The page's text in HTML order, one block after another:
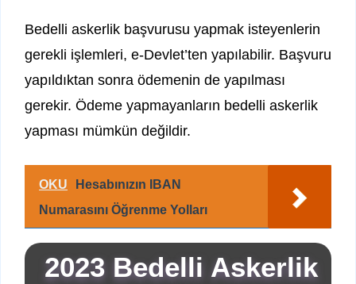
Bedelli askerlik başvurusu yapmak isteyenlerin
gerekli işlemleri, e-Devlet’ten yapılabilir. Başvuru
yapıldıktan sonra ödemenin de yapılması
gerekir. Ödeme yapmayanların bedelli askerlik
yapması mümkün değildir.
OKU
Hesabınızın IBAN
Numarasını Öğrenme Yolları
2023 Bedelli Askerlik